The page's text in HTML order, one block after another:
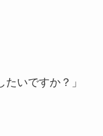
たいですか？」